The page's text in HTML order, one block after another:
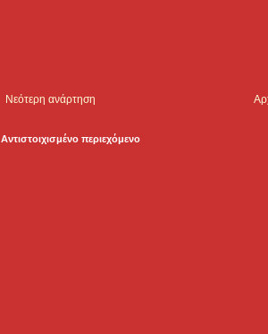
Νεότερη ανάρτηση
Αντιστοιχισμένο περιεχόμενο